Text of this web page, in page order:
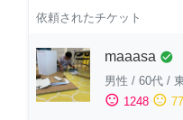
依頼されたチケット
maaasa check_circle
男性 / 60代 /
sentiment_satisfied 1248 sentiment_neutral 77